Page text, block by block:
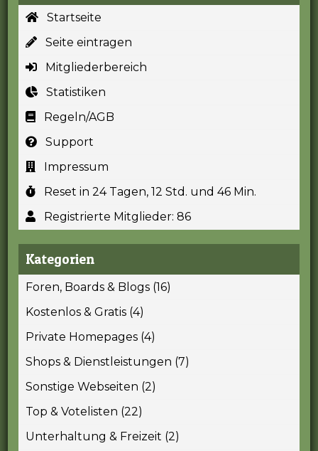
Startseite
Seite eintragen
Mitgliederbereich
Statistiken
Regeln/AGB
Support
Impressum
Reset in 24 Tagen, 12 Std. und 46 Min.
Registrierte Mitglieder: 86
Kategorien
Foren, Boards & Blogs (16)
Kostenlos & Gratis (4)
Private Homepages (4)
Shops & Dienstleistungen (7)
Sonstige Webseiten (2)
Top & Votelisten (22)
Unterhaltung & Freizeit (2)